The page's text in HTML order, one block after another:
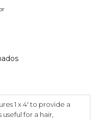
1 x 4' to provide a
for a hair,